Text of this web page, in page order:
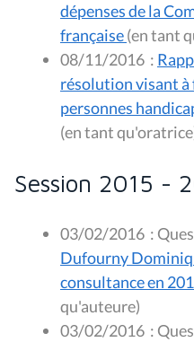
dépenses de la
française
08/11/2016 :
résolution visant à
personnes
(en tant
Session 2015 -
03/02/2016 :
Dufourny
consultance en
qu'auteure)
03/02/2016 :